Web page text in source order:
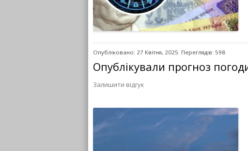
Опубліковано: 27 Квітня, 2025. Переглядів: 598
Опублікували прогноз
Залишити відгук